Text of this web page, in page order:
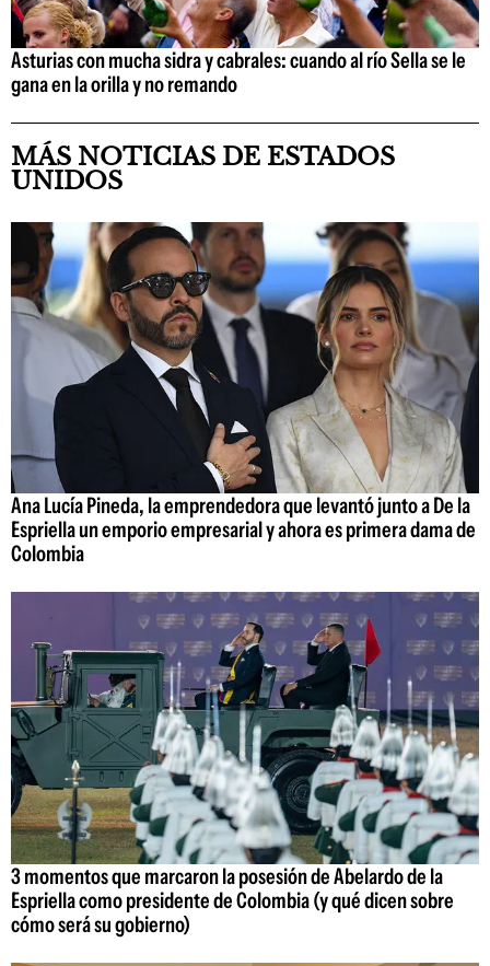
Asturias con mucha sidra y cabrales: cuando al río Sella se le
gana en la orilla y no remando
MÁS NOTICIAS DE ESTADOS
UNIDOS
Ana Lucía Pineda, la emprendedora que levantó junto a De la
Espriella un emporio empresarial y ahora es primera dama de
Colombia
3 momentos que marcaron la posesión de Abelardo de la
Espriella como presidente de Colombia (y qué dicen sobre
cómo será su gobierno)